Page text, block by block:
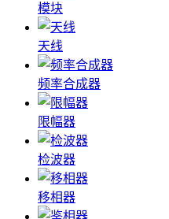
模块
天线
频率合成器
限幅器
检波器
移相器